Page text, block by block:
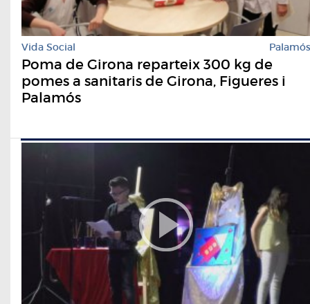
Vida Social Palamós
Poma de Girona reparteix 300 kg de
pomes a sanitaris de Girona, Figueres i
Palamós